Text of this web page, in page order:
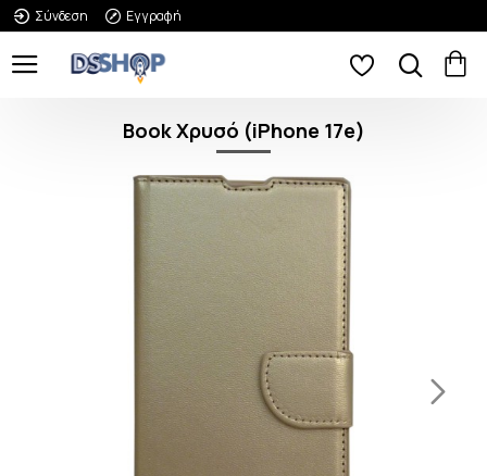
Σύνδεση Εγγραφή
Book Χρυσό (iPhone 17e)